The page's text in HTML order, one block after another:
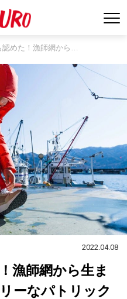
認めた！漁師網から…
2022.04.08
漁師網から生ま
ーなパトリック